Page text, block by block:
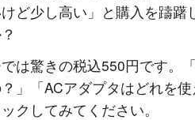
ど少し高い」と購入を躊躇
は驚きの税込550円です。
」「ACアダプタはどれを
クしてみてください。